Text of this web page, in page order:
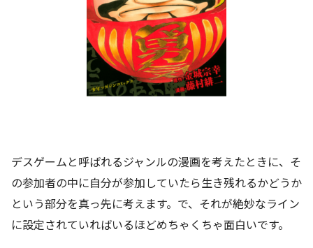
デスゲームと呼ばれるジャンルの漫画を考えたときに、そ
の参加者の中に自分が参加していたら生き残れるかどうか
という部分を真っ先に考えます。で、それが絶妙なライン
に設定されていればいるほどめちゃくちゃ面白いです。